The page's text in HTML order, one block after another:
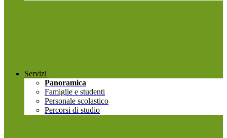
Servizi
Panoramica
Famiglie e studenti
Personale scolastico
Percorsi di studio